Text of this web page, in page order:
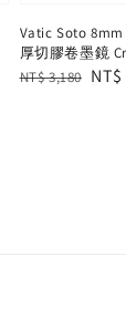
Vatic Soto
厚切膠卷墨鏡
Regular
NT$ 3,180 Sale